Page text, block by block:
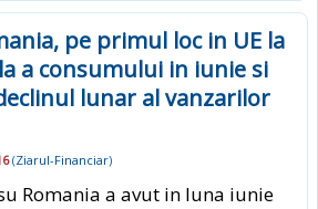
pe primul loc in UE la
a consumului in iunie si
lunar al vanzarilor
(Ziarul-Financiar)
Romania a avut in luna iunie